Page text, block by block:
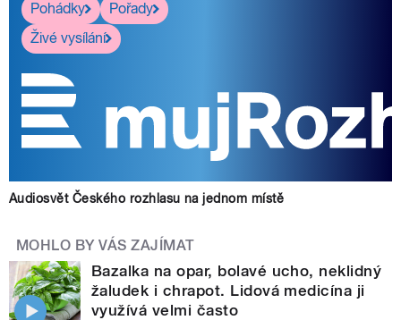
Pohádky
Pořady
Živé vysílání
Audiosvět Českého rozhlasu na jednom místě
MOHLO BY VÁS ZAJÍMAT
Bazalka na opar, bolavé ucho, neklidný
žaludek i chrapot. Lidová medicína ji
využívá velmi často